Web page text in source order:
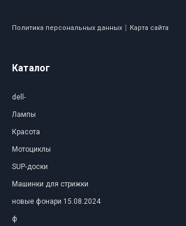
Политика персональных данных Карта сайта
Каталог
dell-
Лампы
Красота
Мотоциклы
SUP-доски
Машинки для стрижки
новые фонари 15.08.2024
ф